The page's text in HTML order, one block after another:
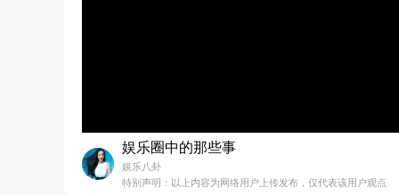
娱乐圈中的那些事
娱乐八卦
特别声明：以上内容为网络用户上传发布，仅代表该用户观点